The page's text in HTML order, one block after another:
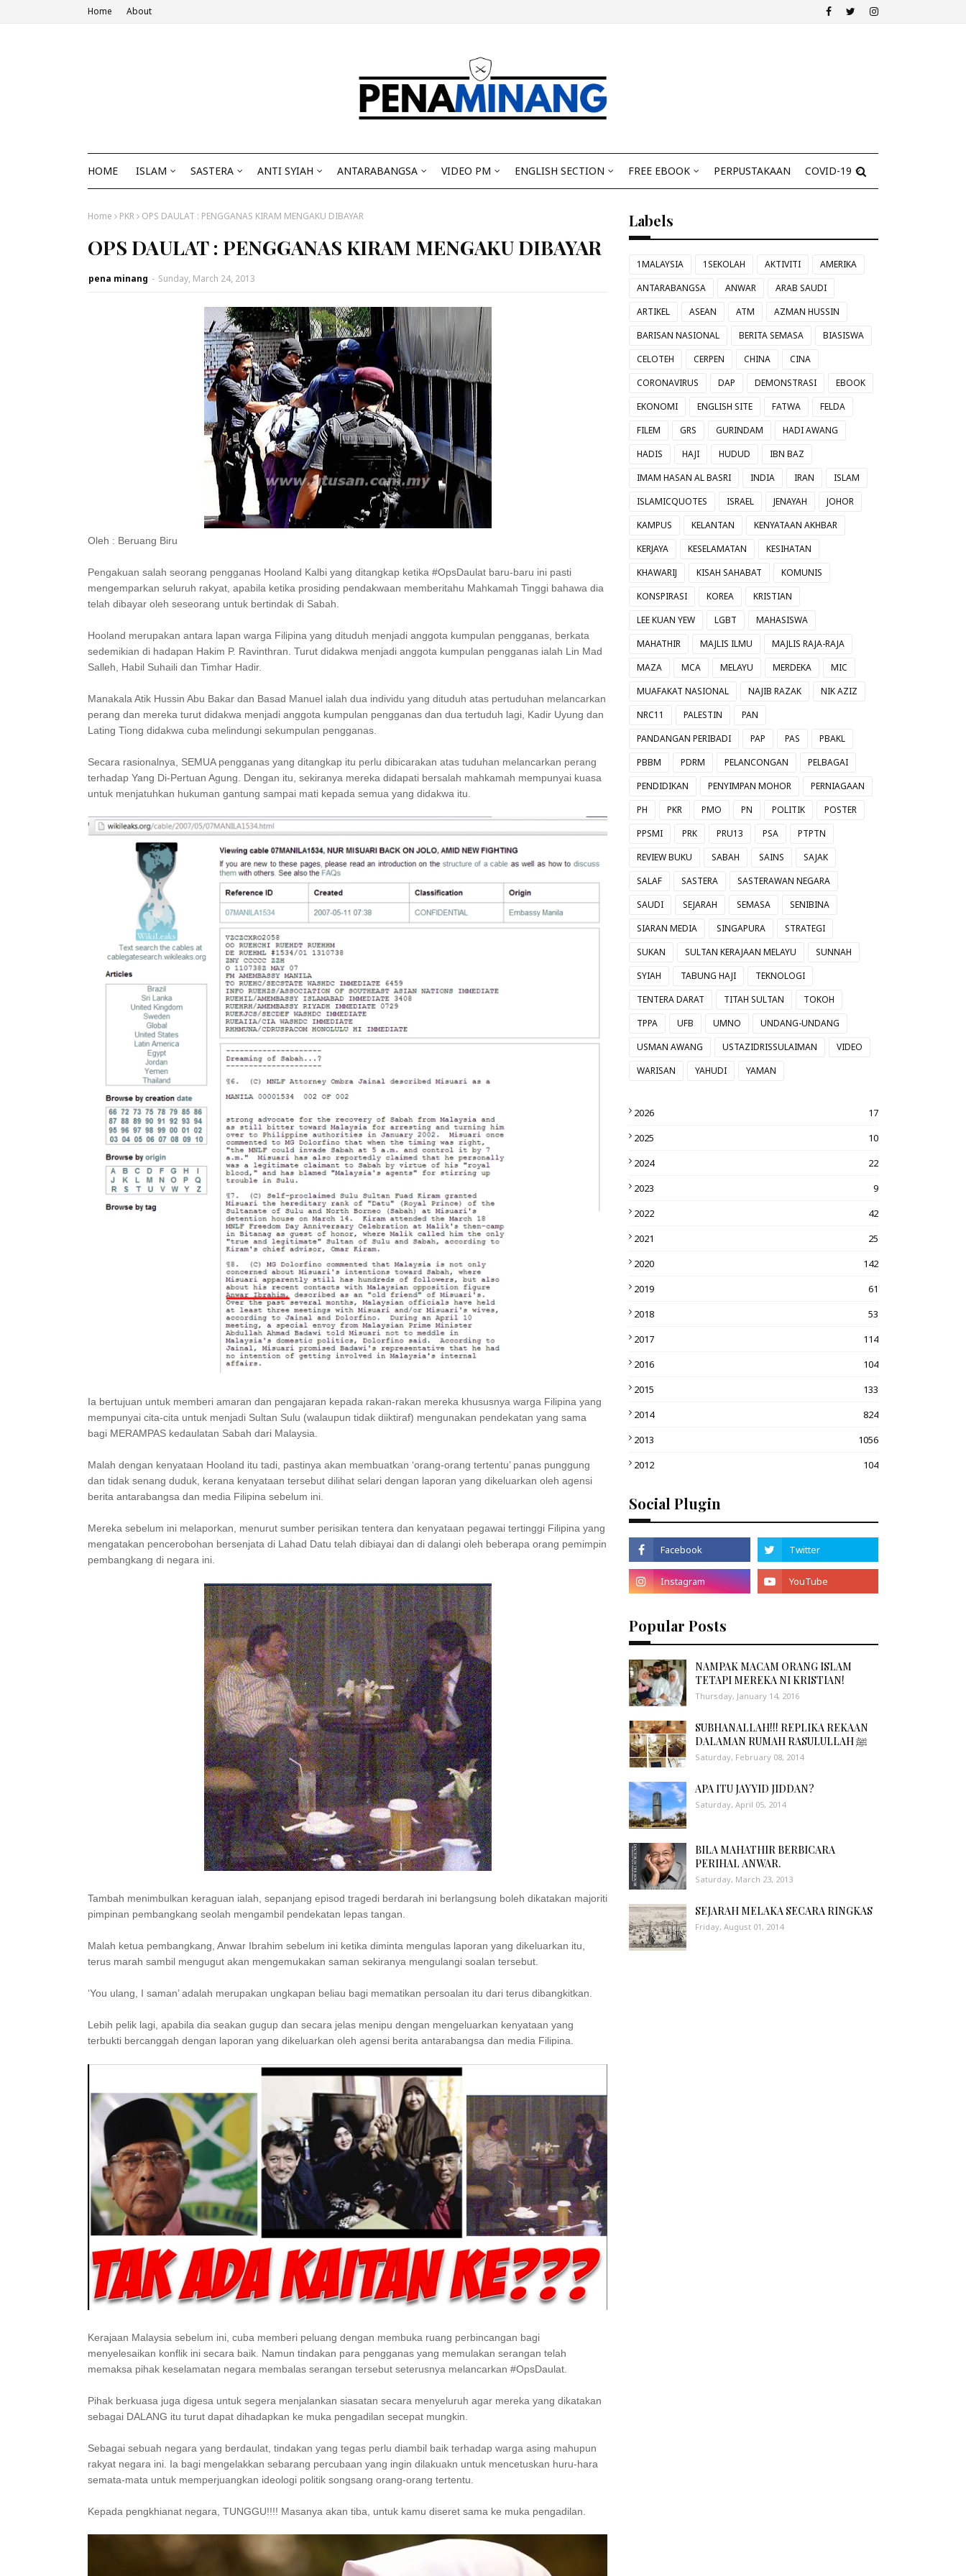
Home About
HOME ISLAM SASTERA ANTI SYIAH ANTARABANGSA VIDEO PM ENGLISH SECTION FREE EBOOK PERPUSTAKAAN COVID-19
Home PKR OPS DAULAT : PENGGANAS KIRAM MENGAKU DIBAYAR
OPS DAULAT : PENGGANAS KIRAM MENGAKU DIBAYAR
pena minang - Sunday, March 24, 2013
Oleh : Beruang Biru
Pengakuan salah seorang pengganas Hooland Kalbi yang ditangkap ketika #OpsDaulat baru-baru ini pasti
mengemparkan seluruh rakyat, apabila ketika prosiding pendakwaan memberitahu Mahkamah Tinggi bahawa dia
telah dibayar oleh seseorang untuk bertindak di Sabah.
Hooland merupakan antara lapan warga Filipina yang dituduh menjadi anggota kumpulan pengganas, berkata
sedemikian di hadapan Hakim P. Ravinthran. Turut didakwa menjadi anggota kumpulan pengganas ialah Lin Mad
Salleh, Habil Suhaili dan Timhar Hadir.
Manakala Atik Hussin Abu Bakar dan Basad Manuel ialah dua individu yang dituduh atas pertuduhan melancarkan
perang dan mereka turut didakwa menjadi anggota kumpulan pengganas dan dua tertuduh lagi, Kadir Uyung dan
Lating Tiong didakwa cuba melindungi sekumpulan pengganas.
Secara rasionalnya, SEMUA pengganas yang ditangkap itu perlu dibicarakan atas tuduhan melancarkan perang
terhadap Yang Di-Pertuan Agung. Dengan itu, sekiranya mereka didapati bersalah mahkamah mempunyai kuasa
untuk menjatuhkan hukuman gantung sampai mati kepada semua yang didakwa itu.
Ia bertujuan untuk memberi amaran dan pengajaran kepada rakan-rakan mereka khususnya warga Filipina yang
mempunyai cita-cita untuk menjadi Sultan Sulu (walaupun tidak diiktiraf) mengunakan pendekatan yang sama
bagi MERAMPAS kedaulatan Sabah dari Malaysia.
Malah dengan kenyataan Hooland itu tadi, pastinya akan membuatkan ‘orang-orang tertentu’ panas punggung
dan tidak senang duduk, kerana kenyataan tersebut dilihat selari dengan laporan yang dikeluarkan oleh agensi
berita antarabangsa dan media Filipina sebelum ini.
Mereka sebelum ini melaporkan, menurut sumber perisikan tentera dan kenyataan pegawai tertinggi Filipina yang
mengatakan pencerobohan bersenjata di Lahad Datu telah dibiayai dan di dalangi oleh beberapa orang pemimpin
pembangkang di negara ini.
Tambah menimbulkan keraguan ialah, sepanjang episod tragedi berdarah ini berlangsung boleh dikatakan majoriti
pimpinan pembangkang seolah mengambil pendekatan lepas tangan.
Malah ketua pembangkang, Anwar Ibrahim sebelum ini ketika diminta mengulas laporan yang dikeluarkan itu,
terus marah sambil mengugut akan mengemukakan saman sekiranya mengulangi soalan tersebut.
‘You ulang, I saman’ adalah merupakan ungkapan beliau bagi mematikan persoalan itu dari terus dibangkitkan.
Lebih pelik lagi, apabila dia seakan gugup dan secara jelas menipu dengan mengeluarkan kenyataan yang
terbukti bercanggah dengan laporan yang dikeluarkan oleh agensi berita antarabangsa dan media Filipina.
Kerajaan Malaysia sebelum ini, cuba memberi peluang dengan membuka ruang perbincangan bagi
menyelesaikan konflik ini secara baik. Namun tindakan para pengganas yang memulakan serangan telah
memaksa pihak keselamatan negara membalas serangan tersebut seterusnya melancarkan #OpsDaulat.
Pihak berkuasa juga digesa untuk segera menjalankan siasatan secara menyeluruh agar mereka yang dikatakan
sebagai DALANG itu turut dapat dihadapkan ke muka pengadilan secepat mungkin.
Sebagai sebuah negara yang berdaulat, tindakan yang tegas perlu diambil baik terhadap warga asing mahupun
rakyat negara ini. Ia bagi mengelakkan sebarang percubaan yang ingin dilakuakn untuk mencetuskan huru-hara
semata-mata untuk memperjuangkan ideologi politik songsang orang-orang tertentu.
Kepada pengkhianat negara, TUNGGU!!!! Masanya akan tiba, untuk kamu diseret sama ke muka pengadilan.
Labels
1MALAYSIA 1SEKOLAH AKTIVITI
AMERIKA
ANTARABANGSA
ANWAR
ARAB SAUDI
ARTIKEL
ASEAN ATM
AZMAN HUSSIN
BARISAN NASIONAL
BERITA SEMASA
BIASISWA
CELOTEH
CERPEN CHINA
CINA
CORONAVIRUS
DAP DEMONSTRASI
EBOOK
EKONOMI
ENGLISH SITE FATWA
FELDA
FILEM
GRS GURINDAM
HADI AWANG
HADIS
HAJI HUDUD
IBN BAZ
IMAM HASAN AL BASRI
INDIA IRAN
ISLAM
ISLAMICQUOTES
ISRAEL JENAYAH
JOHOR
KAMPUS
KELANTAN
KENYATAAN AKHBAR
KERJAYA
KESELAMATAN
KESIHATAN
KHAWARIJ
KISAH SAHABAT
KOMUNIS
KONSPIRASI
KOREA
KRISTIAN
LEE KUAN YEW
LGBT
MAHASISWA
MAHATHIR
MAJLIS ILMU
MAJLIS RAJA-RAJA
MAZA
MCA MELAYU MERDEKA
MIC
MUAFAKAT NASIONAL
NAJIB RAZAK
NIK AZIZ
NRC11
PALESTIN
PAN
PANDANGAN PERIBADI
PAP PAS
PBAKL
PBBM
PDRM PELANCONGAN
PELBAGAI
PENDIDIKAN
PENYIMPAN MOHOR
PERNIAGAAN
PH
PKR PMO PN POLITIK
POSTER
PPSMI
PRK PRU13 PSA
PTPTN
REVIEW BUKU
SABAH SAINS
SAJAK
SALAF
SASTERA
SASTERAWAN NEGARA
SAUDI
SEJARAH SEMASA
SENIBINA
SIARAN MEDIA
SINGAPURA
STRATEGI
SUKAN
SULTAN KERAJAAN MELAYU
SUNNAH
SYIAH
TABUNG HAJI
TEKNOLOGI
TENTERA DARAT
TITAH SULTAN
TOKOH
TPPA
UFB UMNO
UNDANG-UNDANG
USMAN AWANG
USTAZIDRISSULAIMAN
VIDEO
WARISAN
YAHUDI YAMAN
2026
17
2025
10
2024
22
2023
9
2022
42
2021
25
2020
142
2019
61
2018
53
2017
114
2016
104
2015
133
2014
824
2013
1056
2012
104
Social Plugin
Popular Posts
NAMPAK MACAM ORANG ISLAM
TETAPI MEREKA NI KRISTIAN!
Thursday, January 14, 2016
SUBHANALLAH!!! REPLIKA REKAAN
DALAMAN RUMAH RASULULLAH ﷺ
Saturday, February 08, 2014
APA ITU JAYYID JIDDAN?
Saturday, April 05, 2014
BILA MAHATHIR BERBICARA
PERIHAL ANWAR.
Saturday, March 23, 2013
SEJARAH MELAKA SECARA RINGKAS
Friday, August 01, 2014